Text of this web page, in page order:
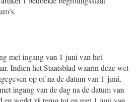
met ingang van 1 juni van het
Indien het Staatsblad waarin deze wet
op of na de datum van 1 juni,
ingang van de dag na de datum van